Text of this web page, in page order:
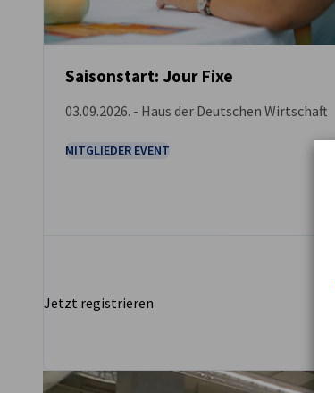
VERANSTALTUNG
Saisonstart: Jour Fixe
03.09.2026. - Haus der Deutschen Wirtschaft
MITGLIEDER EVENT
Jetzt registrieren